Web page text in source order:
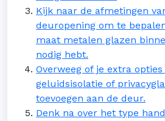
Kijk naar de afmetingen
deuropening om te
maat metalen glazen
nodig hebt.
Overweeg of je extra opties
geluidsisolatie of
toevoegen aan de deur.
Denk na over het type